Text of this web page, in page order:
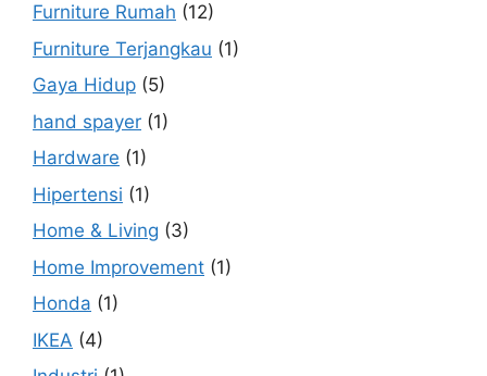
Furniture Rumah (12)
Furniture Terjangkau (1)
Gaya Hidup (5)
hand spayer (1)
Hardware (1)
Hipertensi (1)
Home & Living (3)
Home Improvement (1)
Honda (1)
IKEA (4)